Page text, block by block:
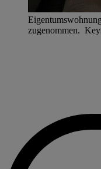
zugenommen.